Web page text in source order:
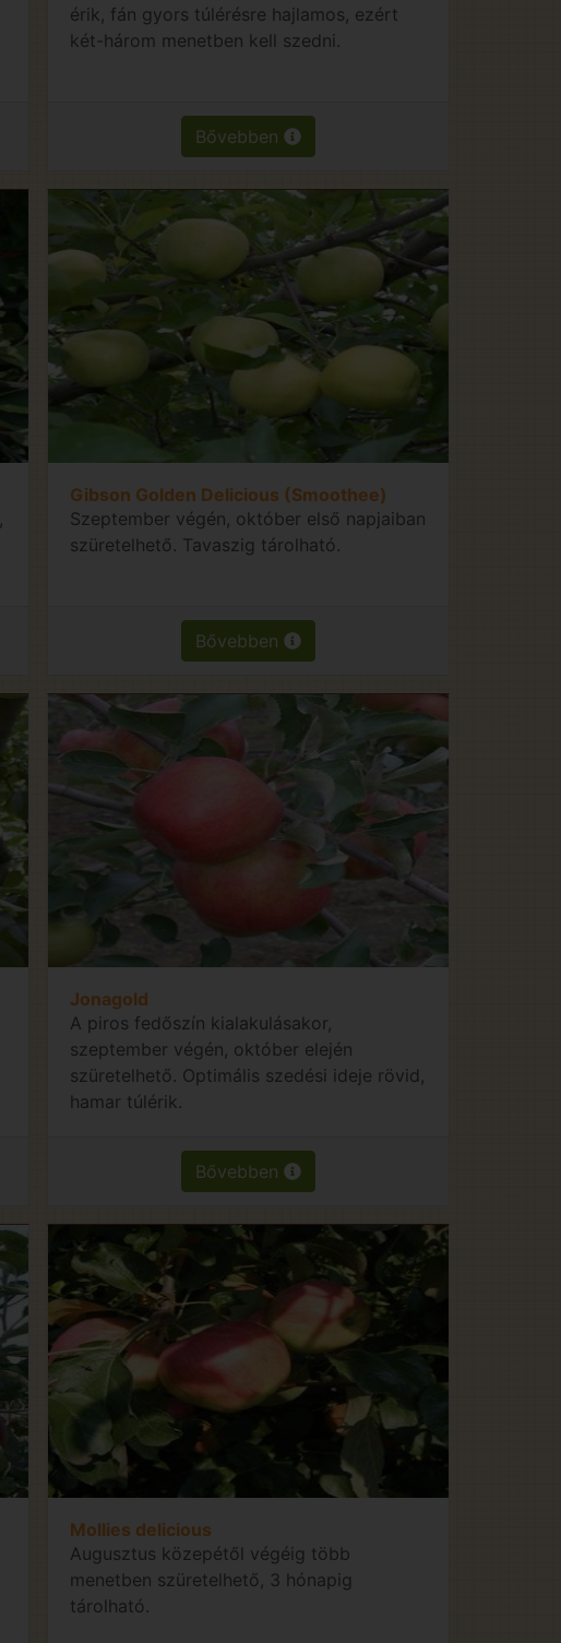
érik, fán gyors túlérésre hajlamos, ezért
két-három menetben kell szedni.
Bővebben
Gibson Golden Delicious (Smoothee)
Szeptember végén, október első napjaiban
szüretelhető. Tavaszig tárolható.
Bővebben
Jonagold
A piros fedőszín kialakulásakor,
szeptember végén, október elején
szüretelhető. Optimális szedési ideje rövid,
hamar túlérik.
Bővebben
Mollies delicious
Augusztus közepétől végéig több
menetben szüretelhető, 3 hónapig
tárolható.